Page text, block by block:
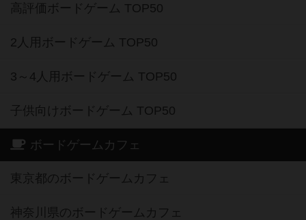
高評価ボードゲーム TOP50
2人用ボードゲーム TOP50
3～4人用ボードゲーム TOP50
子供向けボードゲーム TOP50
ボードゲームカフェ
東京都のボードゲームカフェ
神奈川県のボードゲームカフェ